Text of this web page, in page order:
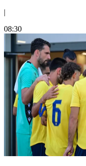
|
08:30